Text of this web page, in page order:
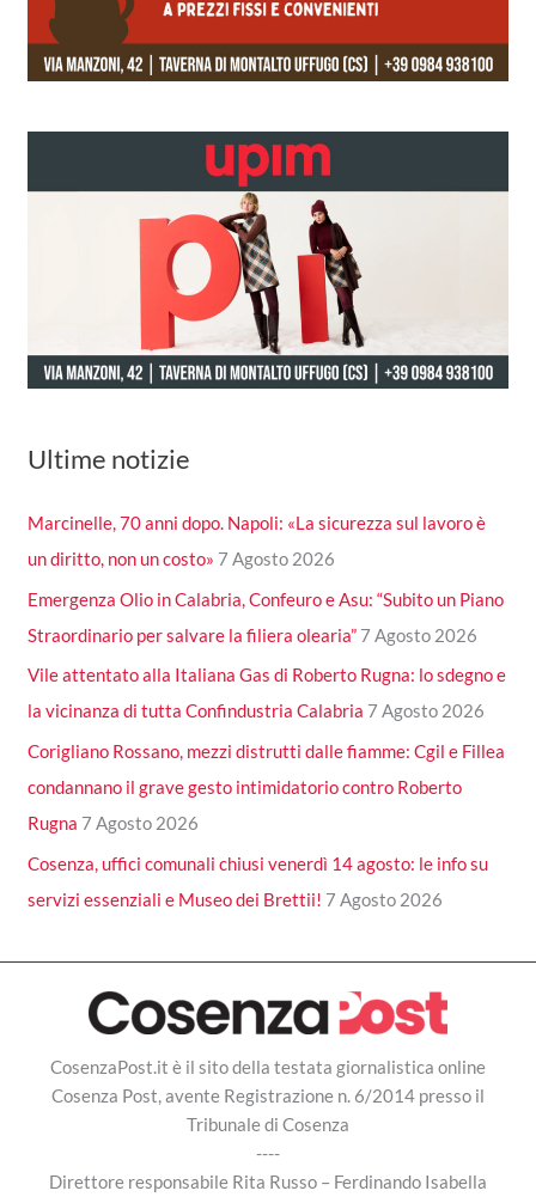
Ultime notizie
Marcinelle, 70 anni dopo. Napoli: «La sicurezza sul lavoro è
un diritto, non un costo» 7 Agosto 2026
Emergenza Olio in Calabria, Confeuro e Asu: “Subito un Piano
Straordinario per salvare la filiera olearia” 7 Agosto 2026
Vile attentato alla Italiana Gas di Roberto Rugna: lo sdegno e
la vicinanza di tutta Confindustria Calabria 7 Agosto 2026
Corigliano Rossano, mezzi distrutti dalle fiamme: Cgil e Fillea
condannano il grave gesto intimidatorio contro Roberto
Rugna 7 Agosto 2026
Cosenza, uffici comunali chiusi venerdì 14 agosto: le info su
servizi essenziali e Museo dei Brettii! 7 Agosto 2026
CosenzaPost.it è il sito della testata giornalistica online
Cosenza Post, avente Registrazione n. 6/2014 presso il
Tribunale di Cosenza
----
Direttore responsabile Rita Russo – Ferdinando Isabella